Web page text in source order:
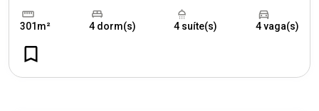
301m² 4 dorm(s) 4 suíte(s) 4 vaga(s)